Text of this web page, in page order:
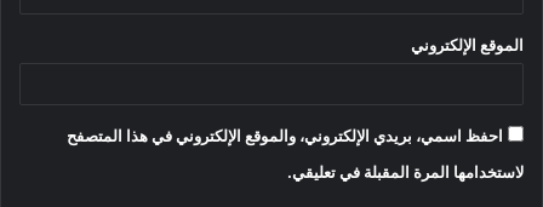
الموقع الإلكتروني
احفظ اسمي، بريدي الإلكتروني، والموقع الإلكتروني في هذا المتصفح
لاستخدامها المرة المقبلة في تعليقي.